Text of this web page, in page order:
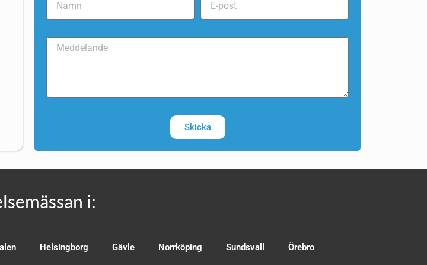
Skicka
i:
Helsingborg Gävle Norrköping Sundsvall Örebro